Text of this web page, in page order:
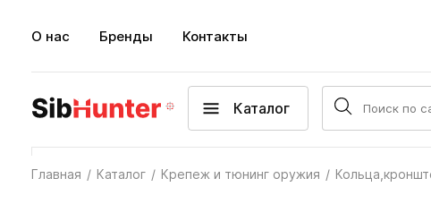
О нас Бренды Контакты
Каталог
Главная Каталог Крепеж и тюнинг оружия